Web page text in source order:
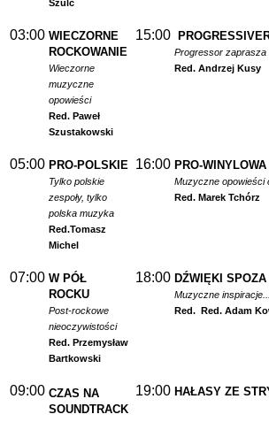
Szulc
03:00 WIECZORNE
ROCKOWANIE
Wieczorne
muzyczne
opowieści
Red. Paweł
Szustakowski
15:00
Progressor zaprasza
Red. Andrzej Kusy
05:00 PRO-POLSKIE
Tylko polskie
zespoły, tylko
polska muzyka
Red.Tomasz
Michel
16:00 PRO-
Muzyczne opowieści
Red. Marek Tchórz
07:00 W PÓŁ
ROCKU
Post-rockowe
nieoczywistości
Red. Przemysław
Bartkowski
18:00 DŹWIĘKI
Muzyczne inspiracje...
Red. Red. Adam
09:00 CZAS NA
SOUNDTRACK
19:00 HAŁASY ZE